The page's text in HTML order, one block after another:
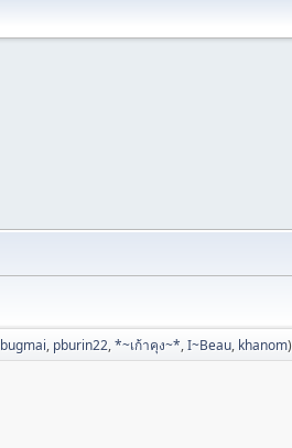
bugmai, pburin22,*~เก้าคุง~*,I~Beau, khanom)